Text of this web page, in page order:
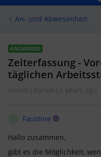
An- und Abwesenheit
ANSWERED
Zeiterfassung -
täglichen
Forum|Forum|2 years ago
Faustine
Hallo zusammen,
gibt es die Möglichkeit,